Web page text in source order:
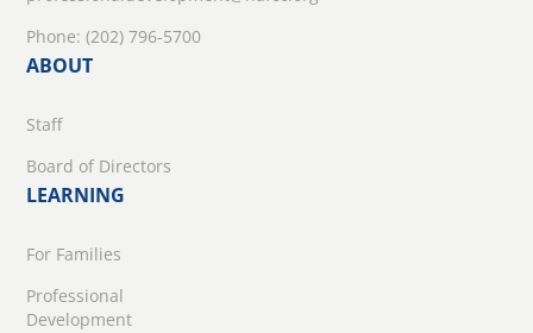
Phone: (202) 796-5700
ABOUT
Staff
Board of Directors
LEARNING
For Families
Professional
Development